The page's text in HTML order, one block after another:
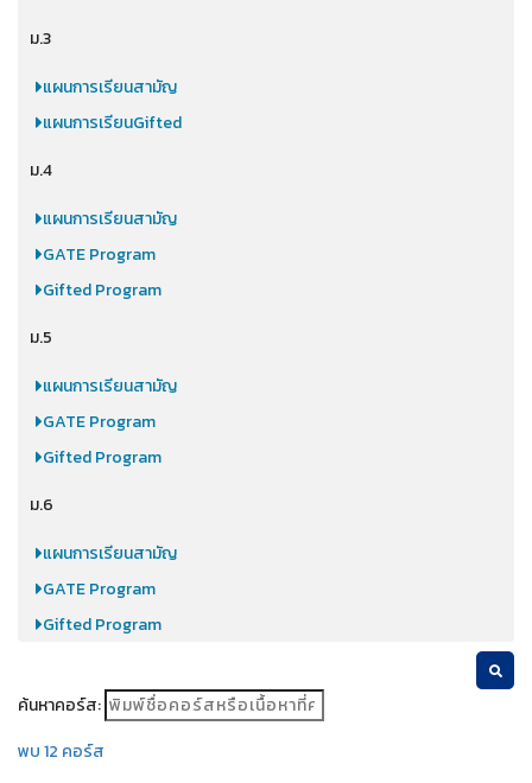
ม.3
แผนการเรียนสามัญ
แผนการเรียนGifted
ม.4
แผนการเรียนสามัญ
GATE Program
Gifted Program
ม.5
แผนการเรียนสามัญ
GATE Program
Gifted Program
ม.6
แผนการเรียนสามัญ
GATE Program
Gifted Program
ค้นหาคอร์ส:
พบ 12 คอร์ส